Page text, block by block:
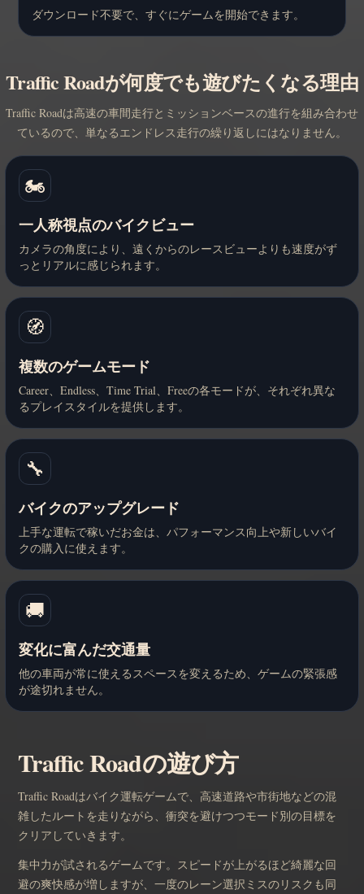
ダウンロード不要で、すぐにゲームを開始できます。
Traffic Roadが何度でも遊びたくなる理由
Traffic Roadは高速の車間走行とミッションベースの進行を組み合わせ
ているので、単なるエンドレス走行の繰り返しにはなりません。
🏍️
一人称視点のバイクビュー
カメラの角度により、遠くからのレースビューよりも速度がず
っとリアルに感じられます。
🧭
複数のゲームモード
Career、Endless、Time Trial、Freeの各モードが、それぞれ異な
るプレイスタイルを提供します。
🔧
バイクのアップグレード
上手な運転で稼いだお金は、パフォーマンス向上や新しいバイ
クの購入に使えます。
🚚
変化に富んだ交通量
他の車両が常に使えるスペースを変えるため、ゲームの緊張感
が途切れません。
Traffic Roadの遊び方
Traffic Roadはバイク運転ゲームで、高速道路や市街地などの混
雑したルートを走りながら、衝突を避けつつモード別の目標を
クリアしていきます。
集中力が試されるゲームです。スピードが上がるほど綺麗な回
避の爽快感が増しますが、一度のレーン選択ミスのリスクも同